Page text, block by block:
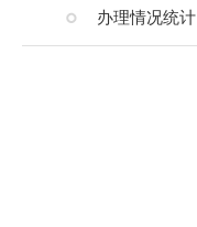
办理情况统计